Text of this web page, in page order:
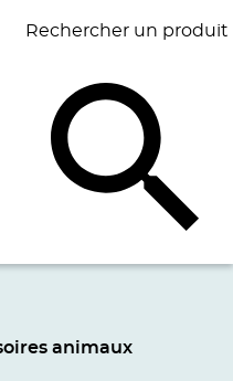
Rechercher un produit
BUREAU
animaux